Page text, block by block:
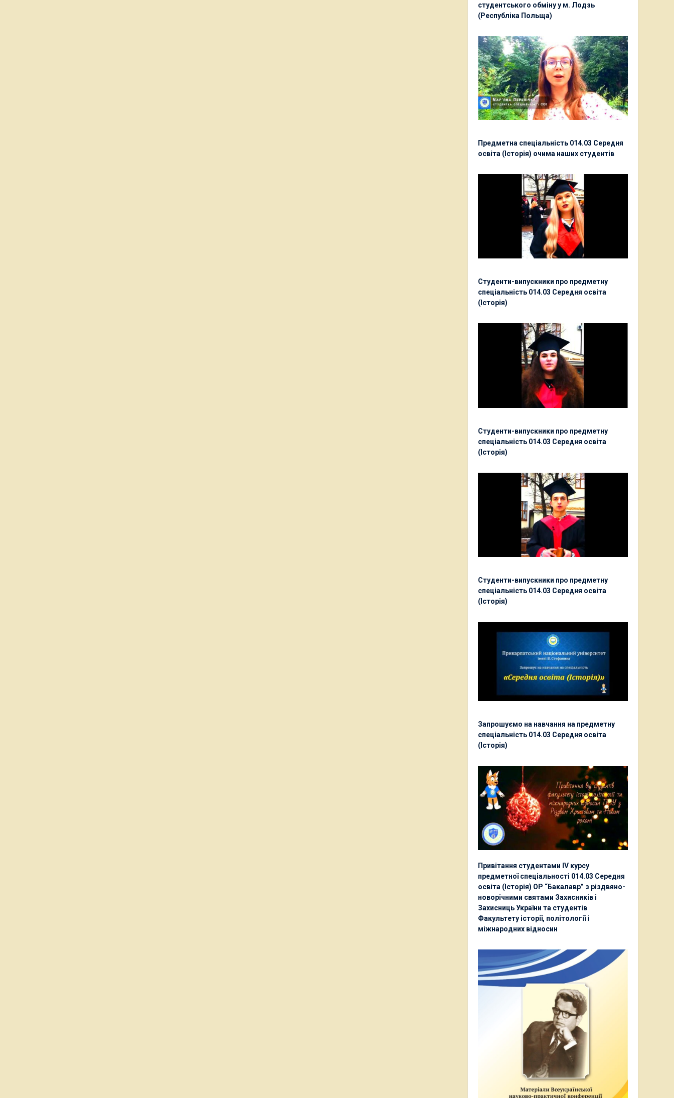
студентського обміну у м. Лодзь
(Республіка Польща)
Предметна спеціальність 014.03 Середня
освіта (Історія) очима наших студентів
Студенти-випускники про предметну
спеціальність 014.03 Середня освіта
(Історія)
Студенти-випускники про предметну
спеціальність 014.03 Середня освіта
(Історія)
Студенти-випускники про предметну
спеціальність 014.03 Середня освіта
(Історія)
Запрошуємо на навчання на предметну
спеціальність 014.03 Середня освіта
(Історія)
Привітання студентами ІV курсу
предметної спеціальності 014.03 Середня
освіта (Історія) ОР “Бакалавр” з різдвяно-
новорічними святами Захисників і
Захисниць України та студентів
Факультету історії, політології і
міжнародних відносин